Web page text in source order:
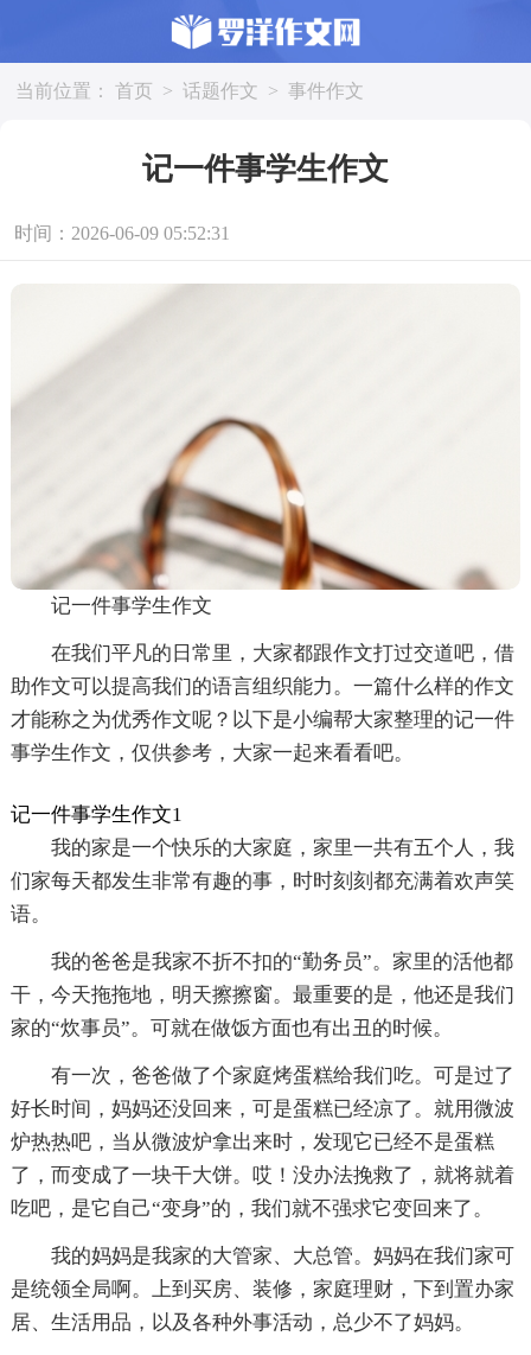
当前位置： 首页 > 话题作文 > 事件作文
记一件事学生作文
时间：2026-06-09 05:52:31
记一件事学生作文
在我们平凡的日常里，大家都跟作文打过交道吧，借
助作文可以提高我们的语言组织能力。一篇什么样的作文
才能称之为优秀作文呢？以下是小编帮大家整理的记一件
事学生作文，仅供参考，大家一起来看看吧。
记一件事学生作文1
我的家是一个快乐的大家庭，家里一共有五个人，我
们家每天都发生非常有趣的事，时时刻刻都充满着欢声笑
语。
我的爸爸是我家不折不扣的“勤务员”。家里的活他都
干，今天拖拖地，明天擦擦窗。最重要的是，他还是我们
家的“炊事员”。可就在做饭方面也有出丑的时候。
有一次，爸爸做了个家庭烤蛋糕给我们吃。可是过了
好长时间，妈妈还没回来，可是蛋糕已经凉了。就用微波
炉热热吧，当从微波炉拿出来时，发现它已经不是蛋糕
了，而变成了一块干大饼。哎！没办法挽救了，就将就着
吃吧，是它自己“变身”的，我们就不强求它变回来了。
我的妈妈是我家的大管家、大总管。妈妈在我们家可
是统领全局啊。上到买房、装修，家庭理财，下到置办家
居、生活用品，以及各种外事活动，总少不了妈妈。